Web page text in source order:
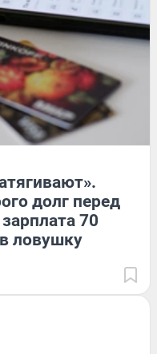
долг перед
70
ловушку